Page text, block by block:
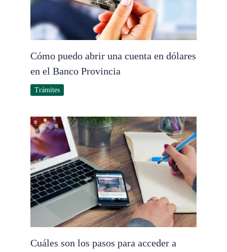
Cómo puedo abrir una cuenta en dólares
en el Banco Provincia
Trámites
Cuáles son los pasos para acceder a